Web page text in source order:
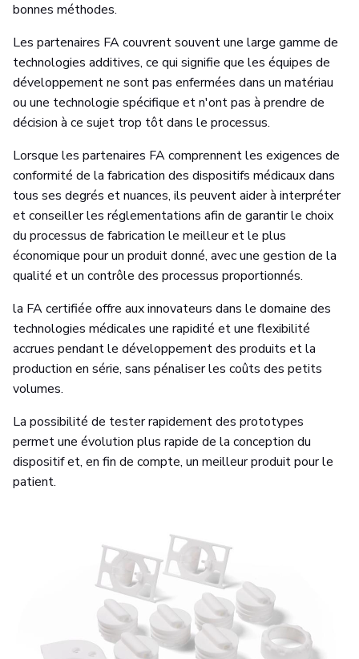
bonnes méthodes.
Les partenaires FA couvrent souvent une large gamme de
technologies additives, ce qui signifie que les équipes de
développement ne sont pas enfermées dans un matériau
ou une technologie spécifique et n'ont pas à prendre de
décision à ce sujet trop tôt dans le processus.
Lorsque les partenaires FA comprennent les exigences de
conformité de la fabrication des dispositifs médicaux dans
tous ses degrés et nuances, ils peuvent aider à interpréter
et conseiller les réglementations afin de garantir le choix
du processus de fabrication le meilleur et le plus
économique pour un produit donné, avec une gestion de la
qualité et un contrôle des processus proportionnés.
la FA certifiée offre aux innovateurs dans le domaine des
technologies médicales une rapidité et une flexibilité
accrues pendant le développement des produits et la
production en série, sans pénaliser les coûts des petits
volumes.
La possibilité de tester rapidement des prototypes
permet une évolution plus rapide de la conception du
dispositif et, en fin de compte, un meilleur produit pour le
patient.